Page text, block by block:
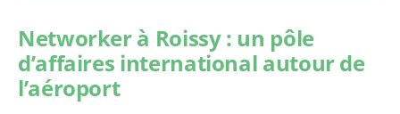
Networker à Roissy : un pôle
d’affaires international autour de
l’aéroport